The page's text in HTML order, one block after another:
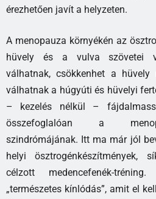
érezhetően javít a helyzeten.
A menopauza környékén az
hüvely és a vulva szövetei
válhatnak, csökkenhet a hüvely
válhatnak a húgyúti és hüvelyi
– kezelés nélkül –
összefoglalóan a
szindrómájának. Itt ma már jól
helyi ösztrogénkészítmények,
célzott medencefenék-
„természetes kínlódás”, amit el